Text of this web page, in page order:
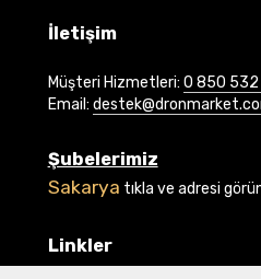
İletişim
Müşteri Hizmetleri: 0 850 532
Email:
Şubelerimiz
Sakarya tıkla ve adresi
Linkler